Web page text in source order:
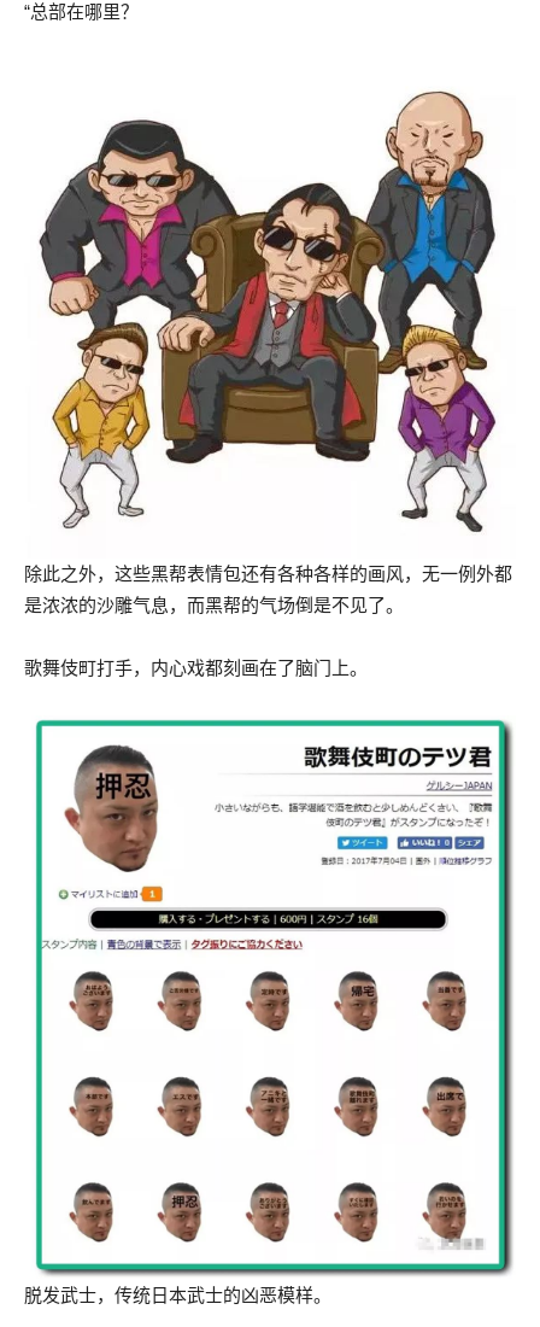
“总部在哪里？
除此之外，这些黑帮表情包还有各种各样的画风，无一例外都
是浓浓的沙雕气息，而黑帮的气场倒是不见了。
歌舞伎町打手，内心戏都刻画在了脑门上。
脱发武士，传统日本武士的凶恶模样。